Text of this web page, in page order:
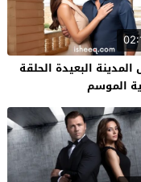
البعيدة الحلقة